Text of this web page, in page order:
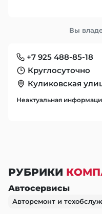
Вы
+7 925 488-85-18
Круглосуточно
Куликовская
Неактуальная
РУБРИКИ
Автосервисы
Авторемонт и